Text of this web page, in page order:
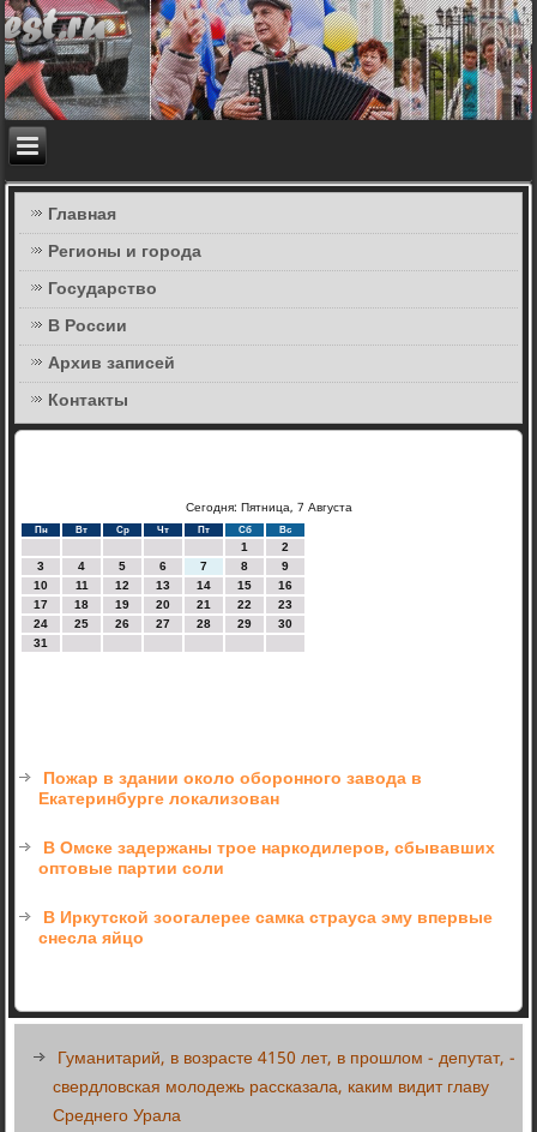
Главная
Регионы и города
Государство
В России
Архив записей
Контакты
Сегодня: Пятница, 7 Августа
Пн Вт Ср Чт Пт Сб Вс
1
2
3
4 5 6 7 8
9
10
11 12 13 14 15
16
17
18 19 20 21 22
23
24
25 26 27 28 29
30
31
Пожар в здании около оборонного завода в
Екатеринбурге локализован
В Омске задержаны трое наркодилеров, сбывавших
оптовые партии соли
В Иркутской зоогалерее самка страуса эму впервые
снесла яйцо
Гуманитарий, в возрасте 4150 лет, в прошлом - депутат, -
свердловская молодежь рассказала, каким видит главу
Среднего Урала